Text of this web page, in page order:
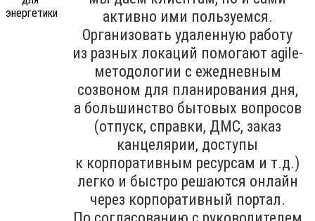
активно ими пользуемся.
Организовать удаленную работу
из разных локаций помогают agile-
методологии с ежедневным
созвоном для планирования дня,
а большинство бытовых вопросов
(отпуск, справки, ДМС, заказ
канцелярии, доступы
к корпоративным ресурсам и т.д.)
легко и быстро решаются онлайн
через корпоративный портал.